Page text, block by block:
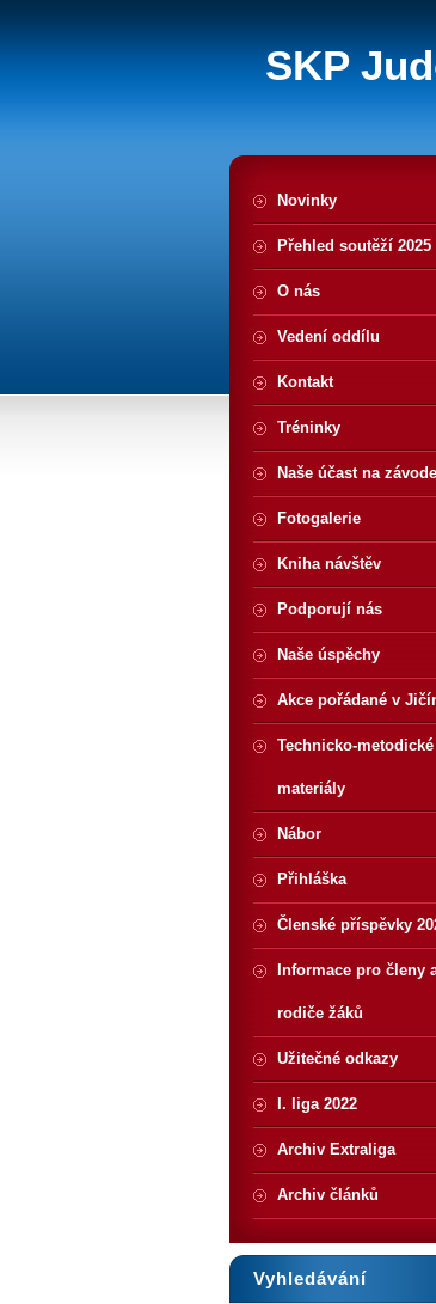
SKP
Novinky
Přehled soutěží 2025
O nás
Vedení oddílu
Kontakt
Tréninky
Naše účast na
Fotogalerie
Kniha návštěv
Podporují nás
Naše úspěchy
Akce pořádané v
Technicko-metodické
materiály
Nábor
Přihláška
Členské příspěvky
Informace pro členy
rodiče žáků
Užitečné odkazy
I. liga 2022
Archiv Extraliga
Archiv článků
Vyhledávání